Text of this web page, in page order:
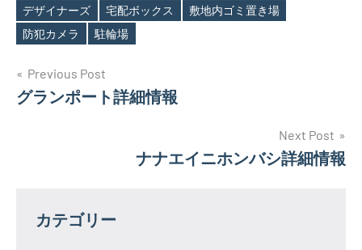
Tags
デザイナーズ
宅配ボックス
敷地内ゴミ置き場
防犯カメラ
駐輪場
投
稿
ー
Previous Post
グランポート詳細情報
Next Post
ナナエイニホンバシ詳細情報
カテゴリー